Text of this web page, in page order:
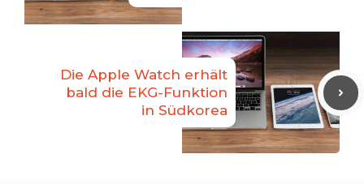
Die Apple Watch erhält
bald die EKG-Funktion
in Südkorea